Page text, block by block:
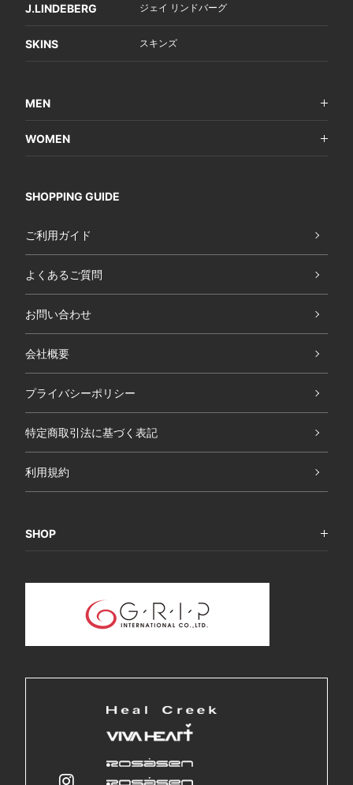
J.LINDEBERG ジェイ リンドバーグ
SKINS スキンズ
MEN
WOMEN
SHOPPING GUIDE
ご利用ガイド
よくあるご質問
お問い合わせ
会社概要
プライバシーポリシー
特定商取引法に基づく表記
利用規約
SHOP